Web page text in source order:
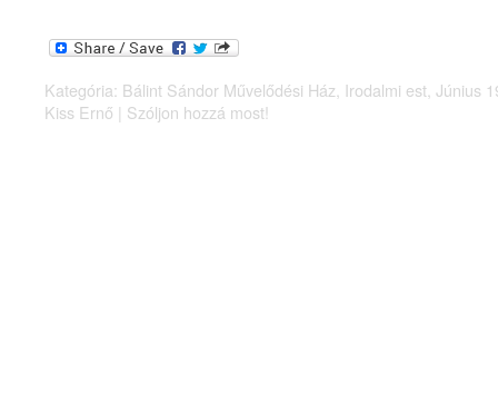
Kategória: Bálint Sándor Művelődési Ház Irodalmi est Június
Kiss Ernő | Szóljon hozzá most!